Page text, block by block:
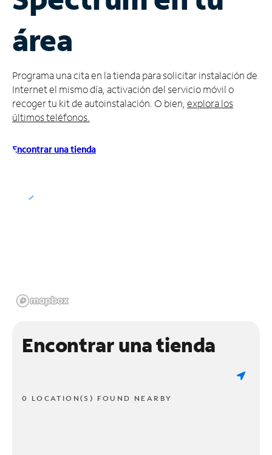
cuenta
Encuentra
tienda
área
Programa una cita en la tienda para solicitar instalación de
Internet el mismo día, activación del servicio móvil o
recoger tu kit de autoinstalación. O bien, explora los
últimos teléfonos.
Encontrar una tienda
Encontrar una tienda
0 LOCATION(S) FOUND NEARBY